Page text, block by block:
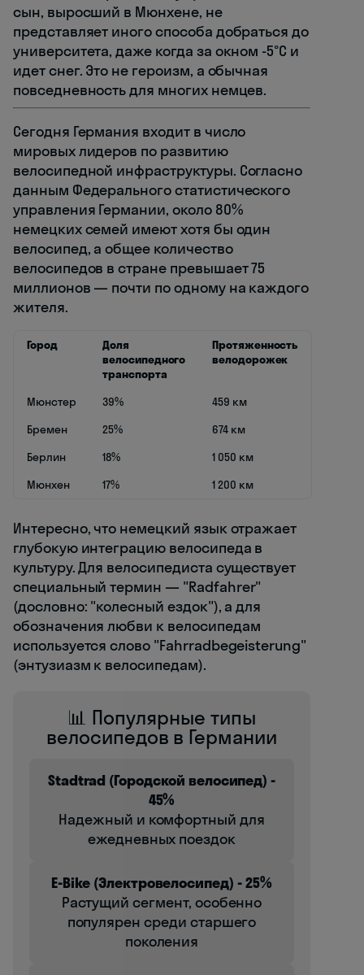
сын, выросший в Мюнхене, не
представляет иного способа добраться до
университета, даже когда за окном -5°C и
идет снег. Это не героизм, а обычная
повседневность для многих немцев.
Сегодня Германия входит в число
мировых лидеров по развитию
велосипедной инфраструктуры. Согласно
данным Федерального статистического
управления Германии, около 80%
немецких семей имеют хотя бы один
велосипед, а общее количество
велосипедов в стране превышает 75
миллионов — почти по одному на каждого
жителя.
Город
Доля
велосипедного
транспорта
Протяженность
велодорожек
Мюнстер 39%
459 км
Бремен
25%
674 км
Берлин
18%
1 050 км
Мюнхен
17% 1 200 км
Интересно, что немецкий язык отражает
глубокую интеграцию велосипеда в
культуру. Для велосипедиста существует
специальный термин — "Radfahrer"
(дословно: "колесный ездок"), а для
обозначения любви к велосипедам
используется слово "Fahrradbegeisterung"
(энтузиазм к велосипедам).
📊 Популярные типы
велосипедов в Германии
Stadtrad (Городской велосипед) -
45%
Надежный и комфортный для
ежедневных поездок
E-Bike (Электровелосипед) - 25%
Растущий сегмент, особенно
популярен среди старшего
поколения